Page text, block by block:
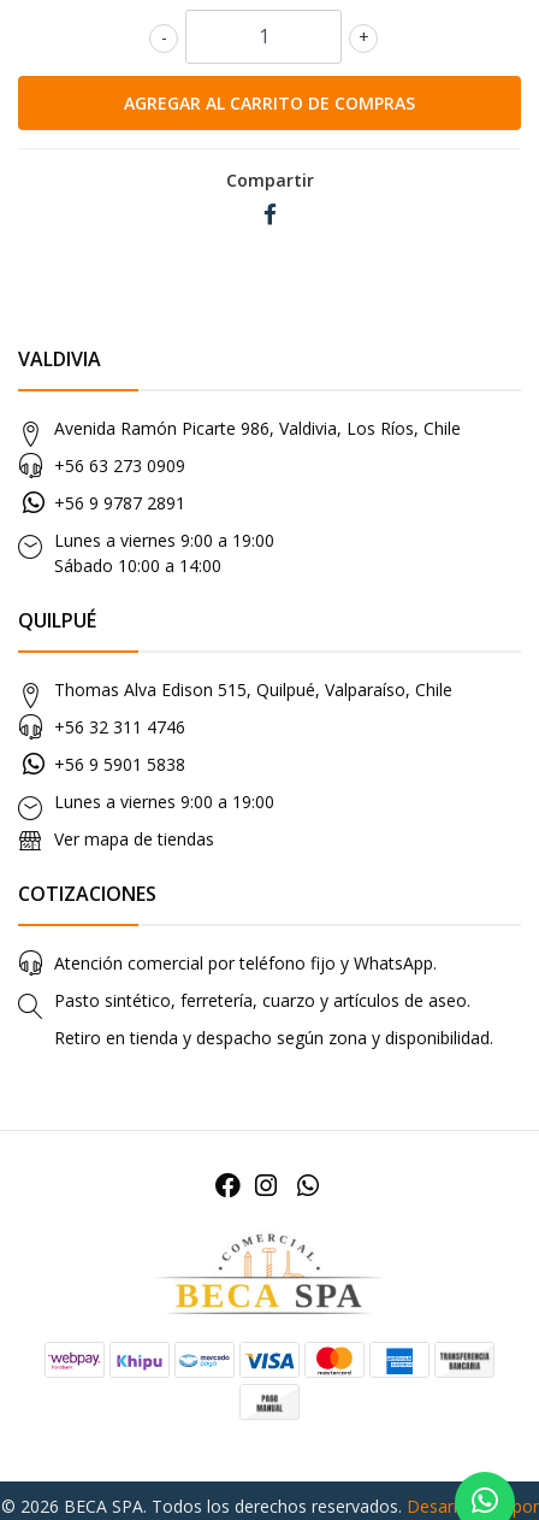
+
-
Compartir
VALDIVIA
Avenida Ramón Picarte 986, Valdivia, Los Ríos, Chile
+56 63 273 0909
+56 9 9787 2891
Lunes a viernes 9:00 a 19:00
Sábado 10:00 a 14:00
QUILPUÉ
Thomas Alva Edison 515, Quilpué, Valparaíso, Chile
+56 32 311 4746
+56 9 5901 5838
Lunes a viernes 9:00 a 19:00
Ver mapa de tiendas
COTIZACIONES
Atención comercial por teléfono fijo y WhatsApp.
Pasto sintético, ferretería, cuarzo y artículos de aseo.
Retiro en tienda y despacho según zona y disponibilidad.
© 2026 BECA SPA. Todos los derechos reservados. Desarrollado por